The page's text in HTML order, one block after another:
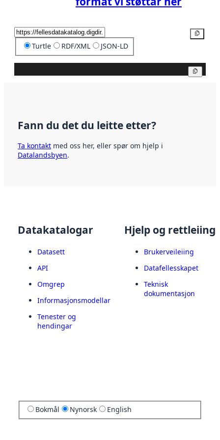
Turtle RDF/XML JSON-LD
Fann du det du leitte etter?
Ta kontakt med oss her, eller spør om hjelp i
Datalandsbyen.
Datakatalogar
Datasett
API
Omgrep
Informasjonsmodellar
Tenester og
hendingar
Hjelp og rettleiing
Brukerveileiing
Datafellesskapet
Teknisk
dokumentasjon
Bokmål Nynorsk English